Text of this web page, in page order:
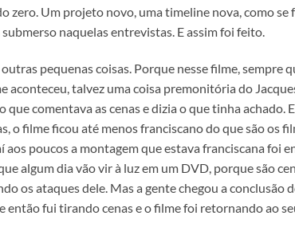
zero. Um projeto novo, uma timeline nova, como se
naquelas entrevistas. E assim foi feito.
pequenas coisas. Porque nesse filme, sempre
talvez uma coisa premonitória do
comentava as cenas e dizia o que tinha achado.
o filme ficou até menos franciscano do que são os
poucos a montagem que estava franciscana foi
algum dia vão vir à luz em um DVD, porque são
os ataques dele. Mas a gente chegou a conclusão
então fui tirando cenas e o filme foi retornando ao